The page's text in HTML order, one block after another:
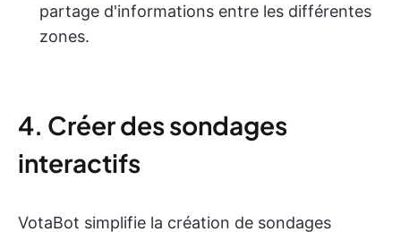
partage d'informations entre les différentes
zones.
4. Créer des sondages
interactifs
VotaBot simplifie la création de sondages